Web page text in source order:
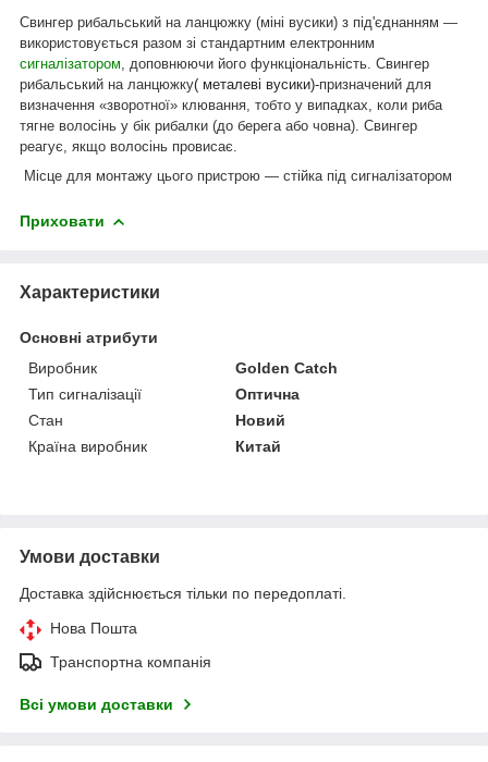
Свингер рибальський на ланцюжку (міні вусики) з під'єднанням —
використовується разом зі стандартним електронним
сигналізатором , доповнюючи його функціональність. Свингер
рибальський на ланцюжку( металеві вусики)-призначений для
визначення «зворотної» клювання, тобто у випадках, коли риба
тягне волосінь у бік рибалки (до берега або човна). Свингер
реагує, якщо волосінь провисає.
Місце для монтажу цього пристрою — стійка під сигналізатором
Приховати
Характеристики
Основні атрибути
Виробник
Golden Catch
Тип сигналізації
Оптична
Стан
Новий
Країна виробник
Китай
Умови доставки
Доставка здійснюється тільки по передоплаті.
Нова Пошта
Транспортна компанія
Всі умови доставки